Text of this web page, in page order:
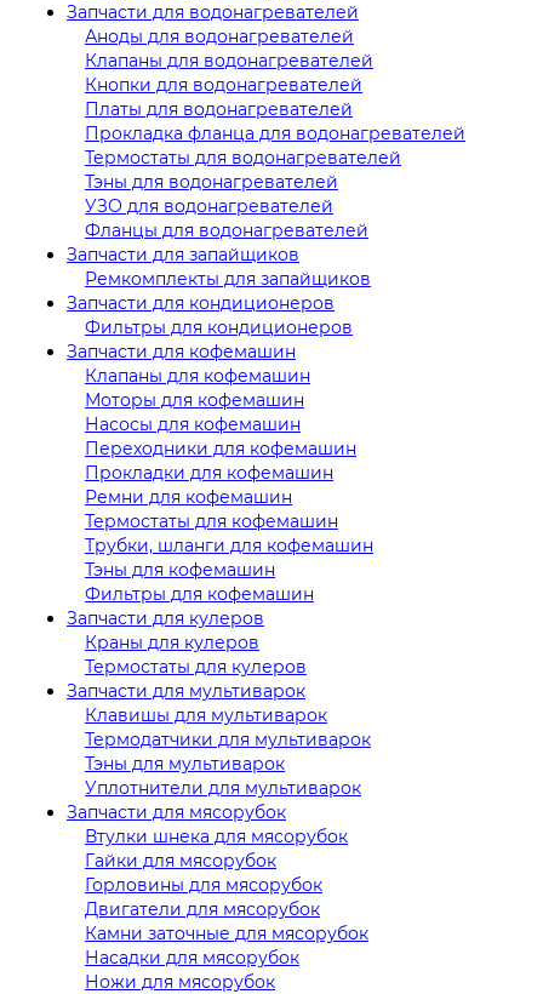
Запчасти для водонагревателей
Аноды для водонагревателей
Клапаны для водонагревателей
Кнопки для водонагревателей
Платы для водонагревателей
Прокладка фланца для водонагревателей
Термостаты для водонагревателей
Тэны для водонагревателей
УЗО для водонагревателей
Фланцы для водонагревателей
Запчасти для запайщиков
Ремкомплекты для запайщиков
Запчасти для кондиционеров
Фильтры для кондиционеров
Запчасти для кофемашин
Клапаны для кофемашин
Моторы для кофемашин
Насосы для кофемашин
Переходники для кофемашин
Прокладки для кофемашин
Ремни для кофемашин
Термостаты для кофемашин
Трубки, шланги для кофемашин
Тэны для кофемашин
Фильтры для кофемашин
Запчасти для кулеров
Краны для кулеров
Термостаты для кулеров
Запчасти для мультиварок
Клавишы для мультиварок
Термодатчики для мультиварок
Тэны для мультиварок
Уплотнители для мультиварок
Запчасти для мясорубок
Втулки шнека для мясорубок
Гайки для мясорубок
Горловины для мясорубок
Двигатели для мясорубок
Камни заточные для мясорубок
Насадки для мясорубок
Ножи для мясорубок